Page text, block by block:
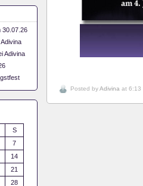
Posted byAdivina at 6:13
30.07.26
Adivina
S
7
14
21
28